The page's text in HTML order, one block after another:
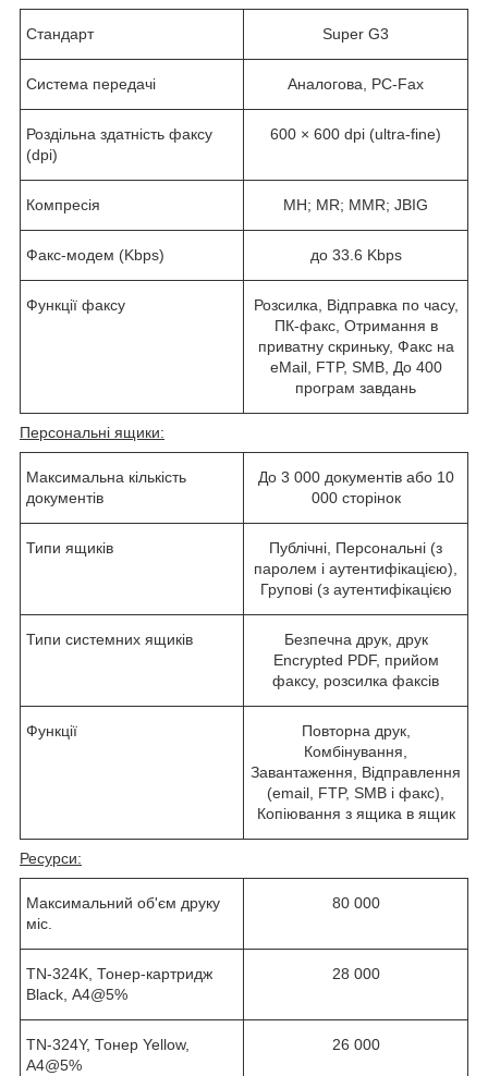
Стандарт Super G3
Система передачі Аналогова , PC-Fax
Роздільна здатність факсу
(dpi)
600 × 600 dpi (ultra-fine)
Компресія MH; MR; MMR; JBIG
Факс-модем (Kbps) до 33.6 Kbps
Функції факсу
Розсилка, Відправка по часу,
ПК-факс, Отримання в
приватну скриньку, Факс на
eMail, FTP, SMB, До 400
програм завдань
Персональні ящики:
Максимальна кількість
документів
До 3 000 документів або 10
000 сторінок
Типи ящиків
Публічні, Персональні (з
паролем і аутентифікацією),
Групові (з аутентифікацією
Типи системних ящиків
Безпечна друк, друк
Encrypted PDF, прийом
факсу, розсилка факсів
Функції
Повторна друк,
Комбінування,
Завантаження, Відправлення
(email, FTP, SMB і факс),
Копіювання з ящика в ящик
Ресурси:
Максимальний об'єм друку
міс.
80000
TN-324K, Тонер-картридж
Black, А4@5%
28 000
TN-324Y, Тонер Yellow,
А4@5%
26 000